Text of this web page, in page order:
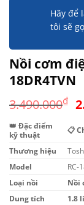
Hãy để
tôi sẽ
Nồi cơm
18DR4TVN
3.490.000₫
👑 Đặc điểm
kỹ thuật
📋
Thương hiệu
Model
RC-
Loại nồi
Nồi
Dung tích
1.8